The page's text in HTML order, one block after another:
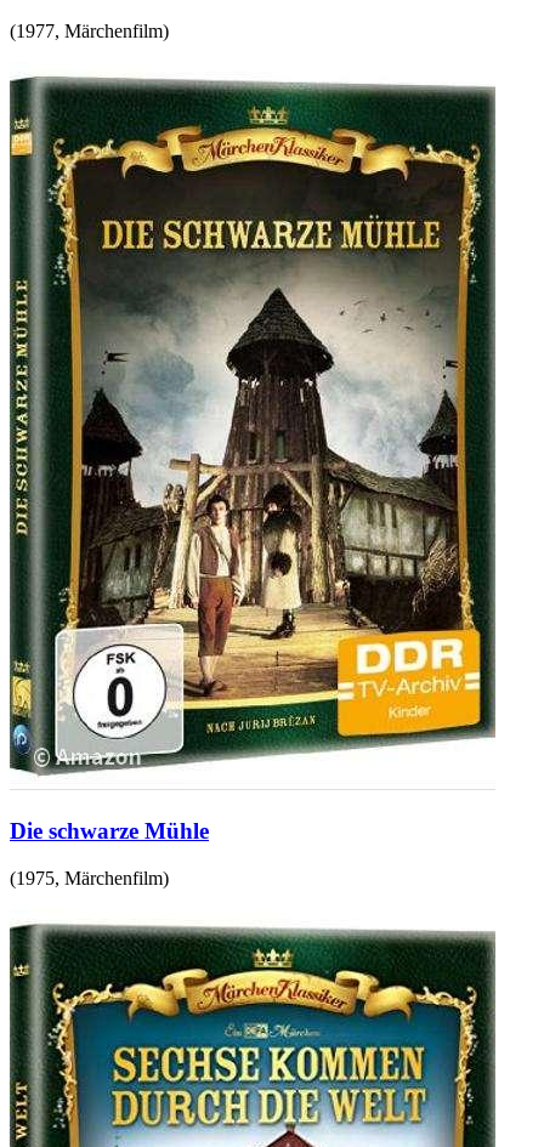
(1977, Märchenfilm)
Die schwarze Mühle
(1975, Märchenfilm)